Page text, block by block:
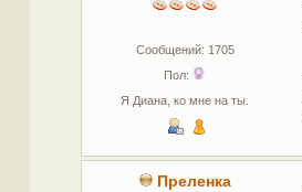
Сообщений: 1705
Пол:
Я Диана, ко мне на ты.
Преленка